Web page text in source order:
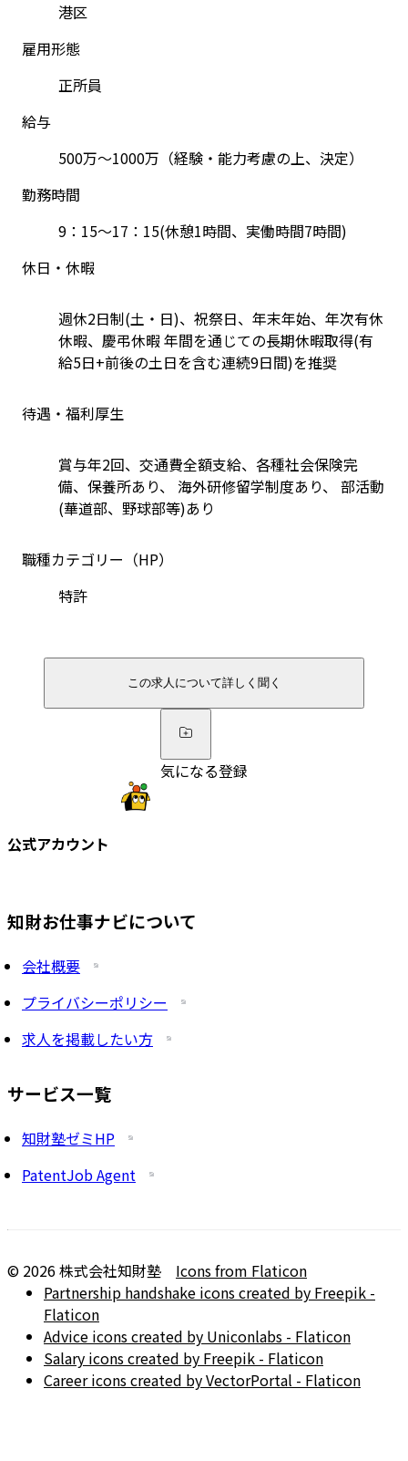
港区
雇用形態
正所員
給与
500万～1000万（経験・能力考慮の上、決定）
勤務時間
9：15～17：15(休憩1時間、実働時間7時間)
休日・休暇
週休2日制(土・日)、祝祭日、年末年始、年次有休
休暇、慶弔休暇 年間を通じての長期休暇取得(有
給5日+前後の土日を含む連続9日間)を推奨
待遇・福利厚生
賞与年2回、交通費全額支給、各種社会保険完
備、保養所あり、 海外研修留学制度あり、 部活動
(華道部、野球部等)あり
職種カテゴリー（HP）
特許
この求人について詳しく聞く
気になる登録
公式アカウント
知財お仕事ナビについて
会社概要
プライバシーポリシー
求人を掲載したい方
サービス一覧
知財塾ゼミHP
PatentJob Agent
© 2026株式会社知財塾
Icons from Flaticon
Partnership handshake icons created by Freepik -
Flaticon
Advice icons created by Uniconlabs - Flaticon
Salary icons created by Freepik - Flaticon
Career icons created by VectorPortal - Flaticon